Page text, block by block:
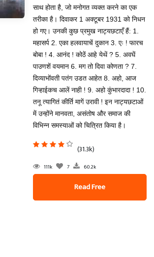
साथ होता है, जो मनोगत व्यक्त करने का एक
तरीका है। दिवाकर 1 अक्टूबर 1931 को निधन
हो गए। उनकी कुछ प्रमुख नाट्यछटाएँ हैं: 1.
महासर्प 2. एका हलवायाचें दुकान 3. एः ! फारच
बोबा ! 4. आनंद ! कोठें आहे येथें ? 5. अवघें
पाउणशें वयमान 6. मग तो दिवा कोणता ? 7.
दिव्याभोंवती पतंग उडत आहेत 8. अहो, आज
गिऱ्हाईकच आलें नाही ! 9. अहो कुंभारदादा ! 10.
तनू त्यागितं कीर्ति मागें उरावी ! इन नाट्यछटाओं
में उन्होंने मानवता, असंतोष और समाज की
विभिन्न समस्याओं को चित्रित किया है।
(31.3k)
111k 7 60.2k
Read Free